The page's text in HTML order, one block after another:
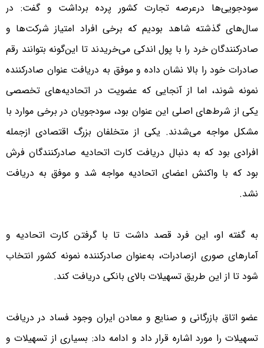
سودجویی‌ها درعرصه تجارت کشور پرده برداشت و گفت: در
سال‌های گذشته شاهد بودیم که برخی افراد امتیاز شرکت‌ها و
صادرکنندگان خرد را با پول اندکی می‌خریدند تا این‌گونه بتوانند رقم
صادرات خود را بالا نشان داده و موفق به دریافت عنوان صادر‌کننده
نمونه شوند، اما از آنجایی که عضویت در اتحادیه‌های تخصصی
یکی از شرط‌های اصلی این عنوان بود، سودجویان در برخی موارد با
مشکل مواجه می‌شدند. یکی از متخلفان بزرگ اقتصادی ازجمله
افرادی بود که به دنبال دریافت کارت اتحادیه صادرکنندگان فرش
بود که با واکنش اعضای اتحادیه مواجه شد و موفق به دریافت
نشد.
به گفته او، این فرد قصد داشت تا با گرفتن کارت اتحادیه و
آمارهای صوری ازصادرات، به‌عنوان صادر‌کننده نمونه کشور انتخاب
شود تا از این طریق تسهیلات بالای بانکی دریافت کند.
عضو اتاق بازرگانی و صنایع و معادن ایران وجود فساد در دریافت
تسهیلات را مورد اشاره قرار داد و ادامه داد: بسیاری از تسهیلات و